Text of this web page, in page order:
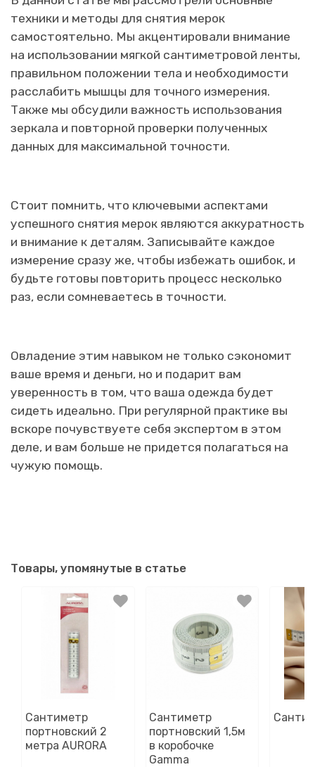
техники и методы для снятия мерок
самостоятельно. Мы акцентировали внимание
на использовании мягкой сантиметровой ленты,
правильном положении тела и необходимости
расслабить мышцы для точного измерения.
Также мы обсудили важность использования
зеркала и повторной проверки полученных
данных для максимальной точности.
Стоит помнить, что ключевыми аспектами
успешного снятия мерок являются аккуратность
и внимание к деталям. Записывайте каждое
измерение сразу же, чтобы избежать ошибок, и
будьте готовы повторить процесс несколько
раз, если сомневаетесь в точности.
Овладение этим навыком не только сэкономит
ваше время и деньги, но и подарит вам
уверенность в том, что ваша одежда будет
сидеть идеально. При регулярной практике вы
вскоре почувствуете себя экспертом в этом
деле, и вам больше не придется полагаться на
чужую помощь.
Товары, упомянутые в статье
Сантиметр
портновский 2
метра AURORA
Сантиметр
портновский 1,5м
в коробочке
Gamma